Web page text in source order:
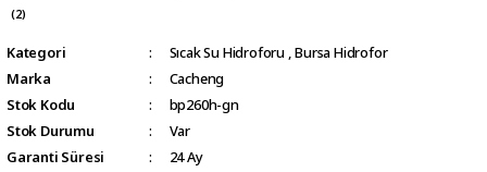
(2)
Kategori Sıcak Su Hidroforu ,Bursa Hidrofor
Marka
Cacheng
Stok Kodu
bp260h-gn
Stok Durumu
Var
Garanti Süresi
24 Ay